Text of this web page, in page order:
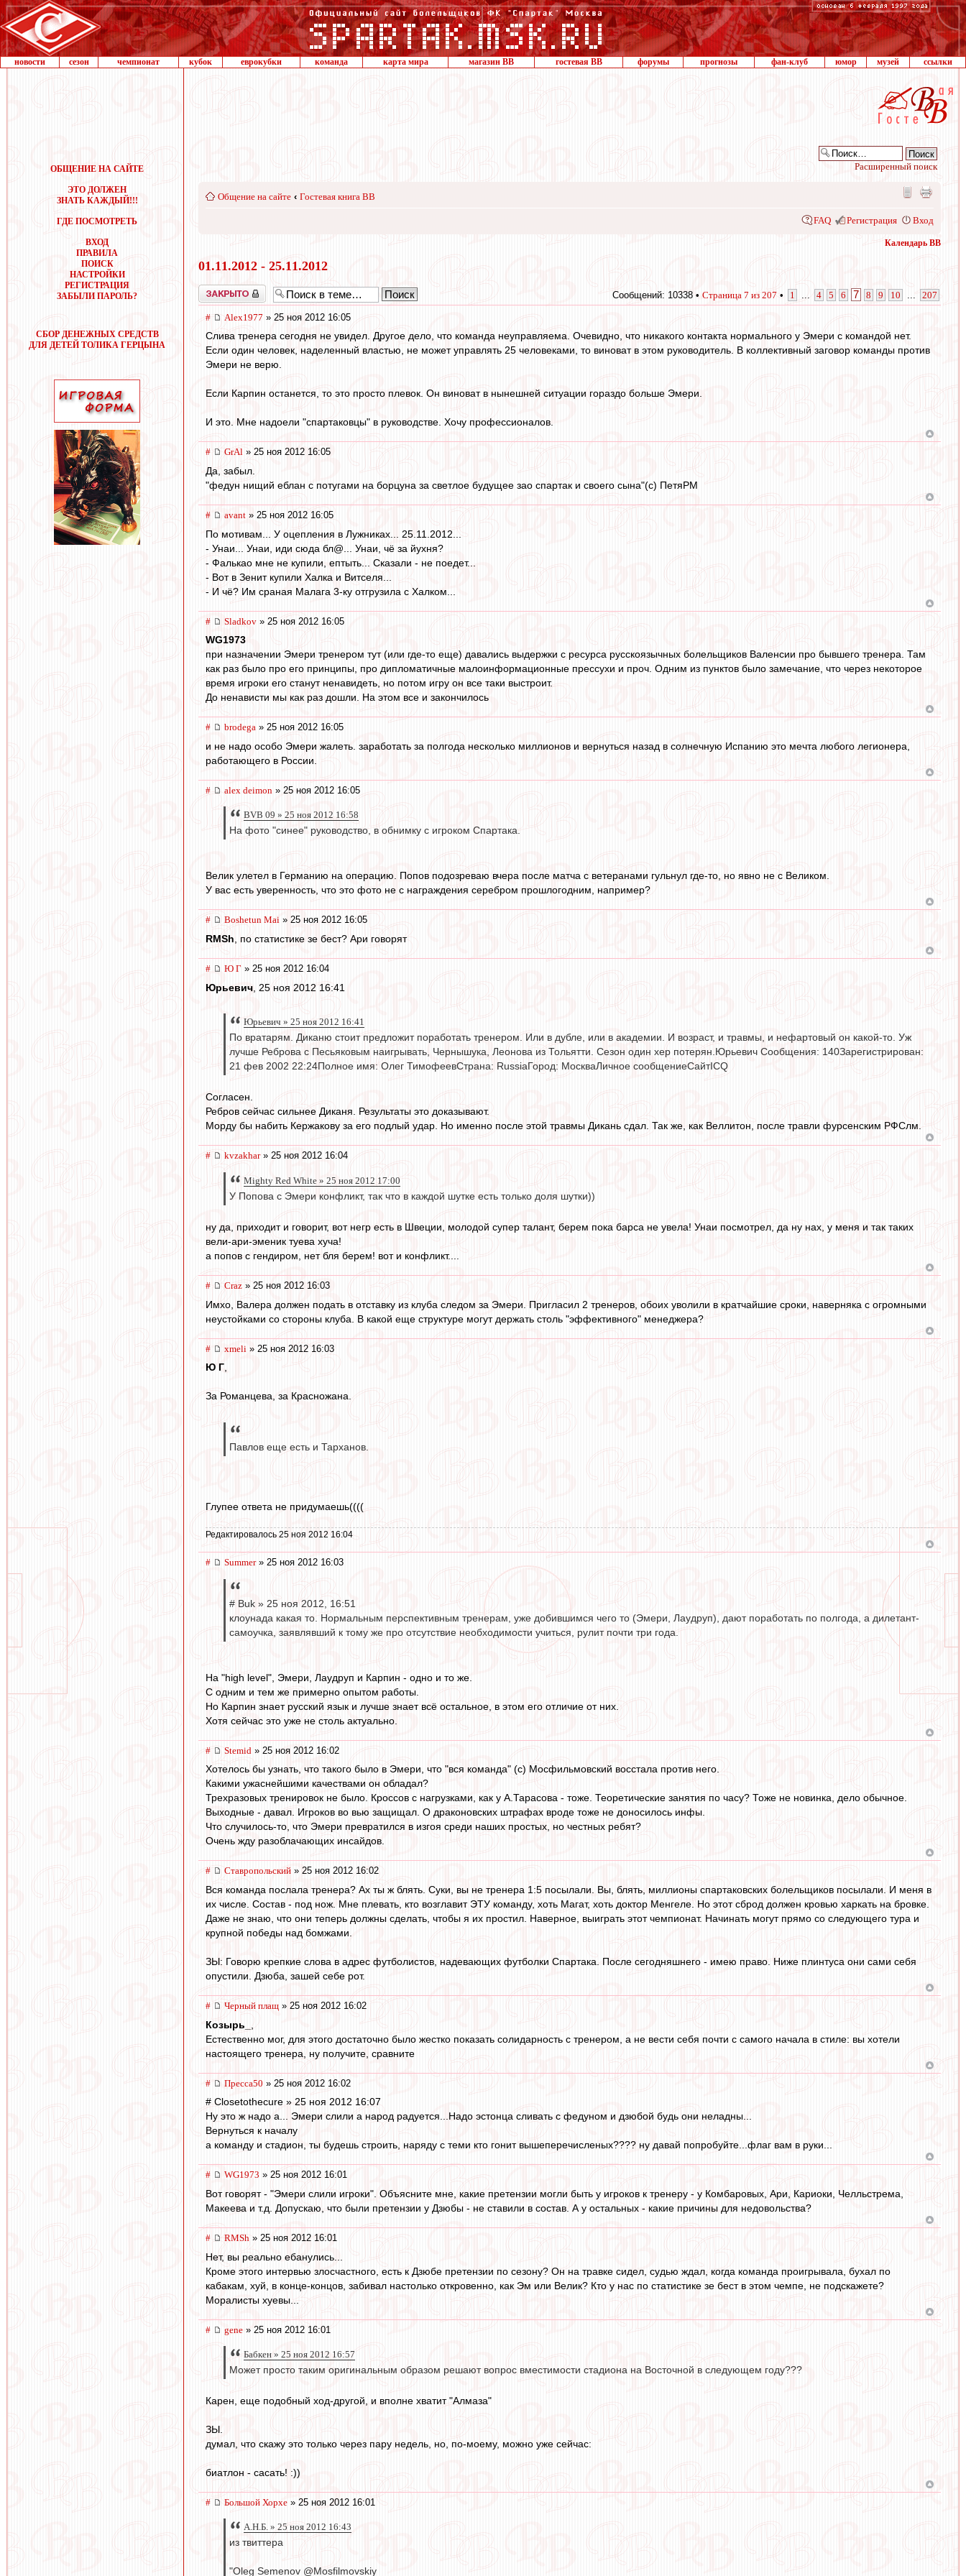
новости сезон чемпионат кубок еврокубки команда карта мира магазин ВВ гостевая ВВ форумы прогнозы фан-клуб юмор музей ссылки
ОБЩЕНИЕ НА САЙТЕ
ЭТО ДОЛЖЕН
ЗНАТЬ КАЖДЫЙ!!!
ГДЕ ПОСМОТРЕТЬ
ВХОД
ПРАВИЛА
ПОИСК
НАСТРОЙКИ
РЕГИСТРАЦИЯ
ЗАБЫЛИ ПАРОЛЬ?
СБОР ДЕНЕЖНЫХ СРЕДСТВ
ДЛЯ ДЕТЕЙ ТОЛИКА ГЕРЦЫНА
Расширенный поиск
Общение на сайте ‹ Гостевая книга ВВ
FAQ Регистрация Вход
Календарь ВВ
01.11.2012 - 25.11.2012
Закрыто Сообщений: 10338 • Страница 7 из 207 • 1 4 5 6 7 8 9 10 207
# Alex1977 » 25 ноя 2012 16:05
Слива тренера сегодня не увидел. Другое дело, что команда неуправляема. Очевидно, что никакого контакта нормального у Эмери с командой нет.
Если один человек, наделенный властью, не может управлять 25 человеками, то виноват в этом руководитель. В коллективный заговор команды против
Эмери не верю.
Если Карпин останется, то это просто плевок. Он виноват в нынешней ситуации гораздо больше Эмери.
И это. Мне надоели "спартаковцы" в руководстве. Хочу профессионалов.
# GrAl » 25 ноя 2012 16:05
Да, забыл.
"федун нищий еблан с потугами на борцуна за светлое будущее зао спартак и своего сына"(с) ПетяРМ
# avant » 25 ноя 2012 16:05
По мотивам... У оцепления в Лужниках... 25.11.2012...
- Унаи... Унаи, иди сюда бл@... Унаи, чё за йухня?
- Фалькао мне не купили, ептыть... Сказали - не поедет...
- Вот в Зенит купили Халка и Витселя...
- И чё? Им сраная Малага 3-ку отгрузила с Халком...
# Sladkov » 25 ноя 2012 16:05
WG1973
при назначении Эмери тренером тут (или где-то еще) давались выдержки с ресурса русскоязычных болельщиков Валенсии про бывшего тренера. Там
как раз было про его принципы, про дипломатичные малоинформационные прессухи и проч. Одним из пунктов было замечание, что через некоторое
время игроки его станут ненавидеть, но потом игру он все таки выстроит.
До ненависти мы как раз дошли. На этом все и закончилось
# brodega » 25 ноя 2012 16:05
и не надо особо Эмери жалеть. заработать за полгода несколько миллионов и вернуться назад в солнечную Испанию это мечта любого легионера,
работающего в России.
# alex deimon » 25 ноя 2012 16:05
BVB 09 » 25 ноя 2012 16:58
На фото "синее" руководство, в обнимку с игроком Спартака.
Велик улетел в Германию на операцию. Попов подозреваю вчера после матча с ветеранами гульнул где-то, но явно не с Великом.
У вас есть уверенность, что это фото не с награждения серебром прошлогодним, например?
# Boshetun Mai » 25 ноя 2012 16:05
RMSh , по статистике зе бест? Ари говорят
# Ю Г » 25 ноя 2012 16:04
Юрьевич , 25 ноя 2012 16:41
Юрьевич » 25 ноя 2012 16:41
По вратарям. Диканю стоит предложит поработать тренером. Или в дубле, или в академии. И возраст, и травмы, и нефартовый он какой-то. Уж
лучше Реброва с Песьяковым наигрывать, Чернышука, Леонова из Тольятти. Сезон один хер потерян.Юрьевич Сообщения: 140Зарегистрирован:
21 фев 2002 22:24Полное имя: Олег ТимофеевСтрана: RussiaГород: МоскваЛичное сообщениеСайтICQ
Согласен.
Ребров сейчас сильнее Диканя. Результаты это доказывают.
Морду бы набить Кержакову за его подлый удар. Но именно после этой травмы Дикань сдал. Так же, как Веллитон, после травли фурсенским РФСлм.
# kvzakhar» 25 ноя 2012 16:04
Mighty Red White » 25 ноя 2012 17:00
У Попова с Эмери конфликт, так что в каждой шутке есть только доля шутки))
ну да, приходит и говорит, вот негр есть в Швеции, молодой супер талант, берем пока барса не увела! Унаи посмотрел, да ну нах, у меня и так таких
вели-ари-эменик туева хуча!
а попов с гендиром, нет бля берем! вот и конфликт....
# Craz » 25 ноя 2012 16:03
Имхо, Валера должен подать в отставку из клуба следом за Эмери. Пригласил 2 тренеров, обоих уволили в кратчайшие сроки, наверняка с огромными
неустойками со стороны клуба. В какой еще структуре могут держать столь "эффективного" менеджера?
# xmeli » 25 ноя 2012 16:03
Ю Г
За Романцева, за Красножана.
Павлов еще есть и Тарханов.
Глупее ответа не придумаешь((((
Редактировалось 25 ноя 2012 16:04
# Summer» 25 ноя 2012 16:03
# Buk » 25 ноя 2012, 16:51
клоунада какая то. Нормальным перспективным тренерам, уже добившимся чего то (Эмери, Лаудруп), дают поработать по полгода, а дилетант-
самоучка, заявлявший к тому же про отсутствие необходимости учиться, рулит почти три года.
На "high level", Эмери, Лаудруп и Карпин - одно и то же.
С одним и тем же примерно опытом работы.
Но Карпин знает русский язык и лучше знает всё остальное, в этом его отличие от них.
Хотя сейчас это уже не столь актуально.
# Stemid » 25 ноя 2012 16:02
Хотелось бы узнать, что такого было в Эмери, что "вся команда" (с) Мосфильмовский восстала против него.
Какими ужаснейшими качествами он обладал?
Трехразовых тренировок не было. Кроссов с нагрузками, как у А.Тарасова - тоже. Теоретические занятия по часу? Тоже не новинка, дело обычное.
Выходные - давал. Игроков во вью защищал. О драконовских штрафах вроде тоже не доносилось инфы.
Что случилось-то, что Эмери превратился в изгоя среди наших простых, но честных ребят?
Очень жду разоблачающих инсайдов.
# Ставропольский » 25 ноя 2012 16:02
Вся команда послала тренера? Ах ты ж блять. Суки, вы не тренера 1:5 посылали. Вы, блять, миллионы спартаковских болельщиков посылали. И меня в
их числе. Состав - под нож. Мне плевать, кто возглавит ЭТУ команду, хоть Магат, хоть доктор Менгеле. Но этот сброд должен кровью харкать на бровке.
Даже не знаю, что они теперь должны сделать, чтобы я их простил. Наверное, выиграть этот чемпионат. Начинать могут прямо со следующего тура и
крупной победы над бомжами.
ЗЫ: Говорю крепкие слова в адрес футболистов, надевающих футболки Спартака. После сегодняшнего - имею право. Ниже плинтуса они сами себя
опустили. Дзюба, зашей себе рот.
# Черный плащ » 25 ноя 2012 16:02
Козырь_
Естественно мог, для этого достаточно было жестко показать солидарность с тренером, а не вести себя почти с самого начала в стиле: вы хотели
настоящего тренера, ну получите, сравните
# Пресса50 » 25 ноя 2012 16:02
# Closetothecure » 25 ноя 2012 16:07
Ну это ж надо а... Эмери слили а народ радуется...Надо эстонца сливать с федуном и дзюбой будь они неладны...
Вернуться к началу
а команду и стадион, ты будешь строить, наряду с теми кто гонит вышеперечисленых???? ну давай попробуйте...флаг вам в руки...
# WG1973 » 25 ноя 2012 16:01
Вот говорят - "Эмери слили игроки". Объясните мне, какие претензии могли быть у игроков к тренеру - у Комбаровых, Ари, Кариоки, Челльстрема,
Макеева и т.д. Допускаю, что были претензии у Дзюбы - не ставили в состав. А у остальных - какие причины для недовольства?
# RMSh » 25 ноя 2012 16:01
Нет, вы реально ебанулись...
Кроме этого интервью злосчастного, есть к Дзюбе претензии по сезону? Он на травке сидел, судью ждал, когда команда проигрывала, бухал по
кабакам, хуй, в конце-концов, забивал настолько откровенно, как Эм или Велик? Кто у нас по статистике зе бест в этом чемпе, не подскажете?
Моралисты хуевы...
# gene » 25 ноя 2012 16:01
Бабкен » 25 ноя 2012 16:57
Может просто таким оригинальным образом решают вопрос вместимости стадиона на Восточной в следующем году???
Карен, еще подобный ход-другой, и вполне хватит "Алмаза"
ЗЫ.
думал, что скажу это только через пару недель, но, по-моему, можно уже сейчас:
биатлон - сасать! :))
# Большой Хорхе » 25 ноя 2012 16:01
А.Н.Б. » 25 ноя 2012 16:43
из твиттера
"Oleg Semenov @Mosfilmovskiy